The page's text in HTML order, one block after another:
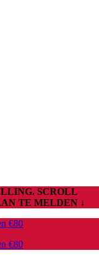
SCROLL
TE MELDEN ↓
€80
€80